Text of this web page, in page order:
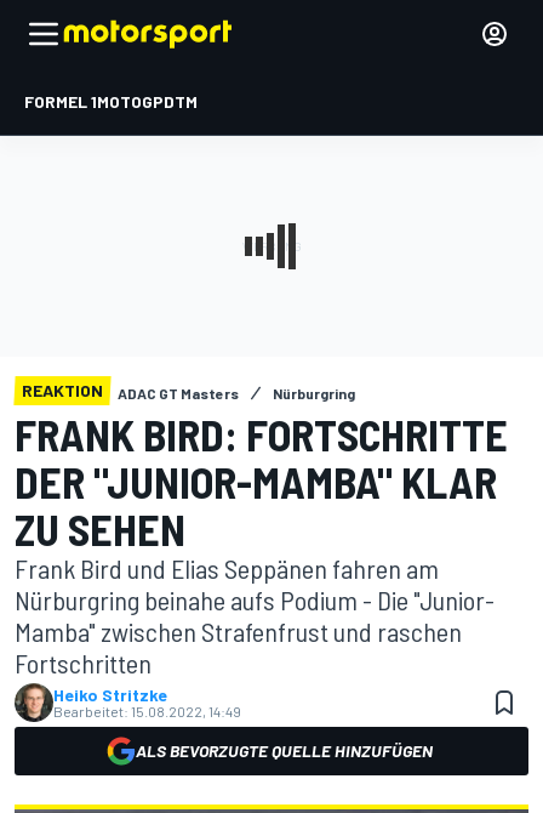
FORMEL 1MOTOGPDTM
REAKTION ADAC GT Masters Nürburgring
FRANK BIRD: FORTSCHRITTE
DER "JUNIOR-MAMBA" KLAR
ZU SEHEN
Frank Bird und Elias Seppänen fahren am
Nürburgring beinahe aufs Podium - Die "Junior-
Mamba" zwischen Strafenfrust und raschen
Fortschritten
Heiko Stritzke
Bearbeitet: 15.08.2022, 14:49
ALS BEVORZUGTE QUELLE HINZUFÜGEN